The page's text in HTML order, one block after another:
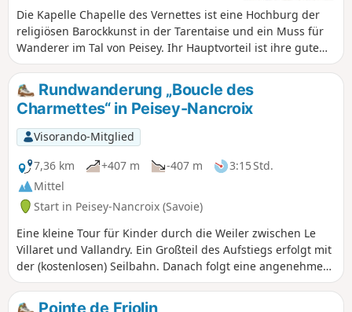
Gipfel der Rousse besser keine Höhenangst
haben!
Die Kapelle Chapelle des Vernettes ist eine Hochburg der
religiösen Barockkunst in der Tarentaise und ein Muss für
Wanderer im Tal von Peisey. Ihr Hauptvorteil ist ihre gute
Erreichbarkeit, was jedoch im Hochsommer, wenn viele
Autos Hinaufgehen, zu einem Problem werden kann.
Rundwanderung „Boucle des
Charmettes“ in Peisey-Nancroix
Visorando-Mitglied
7,36 km
+407 m -407 m
3:15 Std.
Mittel
Start in Peisey-Nancroix (Savoie)
Eine kleine Tour für Kinder durch die Weiler zwischen Le
Villaret und Vallandry. Ein Großteil des Aufstiegs erfolgt mit
der (kostenlosen) Seilbahn. Danach folgt eine angenehme
Strecke durch den Wald mit einem schönen Blick auf das Tal
und bei gutem Wetter der Aussicht auf den Mont Blanc.
Pointe de Friolin